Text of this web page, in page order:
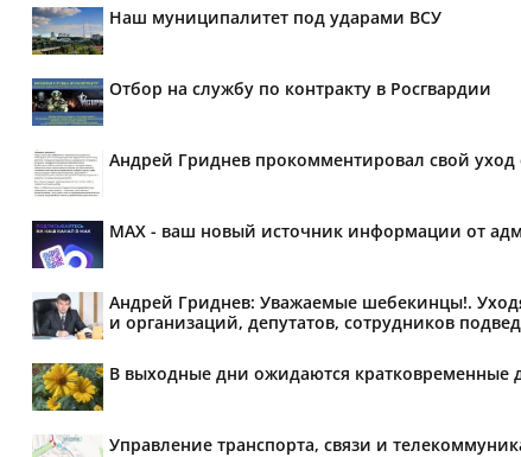
Наш муниципалитет под ударами ВСУ
Отбор на службу по контракту в Росгвардии
Андрей Гриднев прокомментировал свой уход
MAX - ваш новый источник информации от
Андрей Гриднев: Уважаемые шебекинцы!.
и организаций, депутатов, сотрудников
В выходные дни ожидаются кратковременные
Управление транспорта, связи и